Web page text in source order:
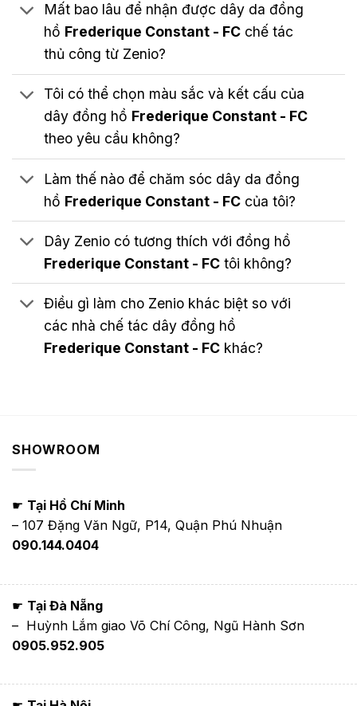
Mất bao lâu để nhận được dây da đồng
hồ Frederique Constant - FC chế tác
thủ công từ Zenio?
Tôi có thể chọn màu sắc và kết cấu của
dây đồng hồ Frederique Constant - FC
theo yêu cầu không?
Làm thế nào để chăm sóc dây da đồng
hồ Frederique Constant - FC của tôi?
Dây Zenio có tương thích với đồng hồ
Frederique Constant - FC tôi không?
Điều gì làm cho Zenio khác biệt so với
các nhà chế tác dây đồng hồ
Frederique Constant - FC khác?
SHOWROOM
☛ Tại Hồ Chí Minh
– 107 Đặng Văn Ngữ, P14, Quận Phú Nhuận
090.144.0404
☛ Tại Đà Nẵng
– Huỳnh Lắm giao Võ Chí Công, Ngũ Hành Sơn
0905.952.905